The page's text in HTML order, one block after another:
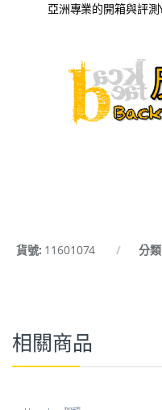
亞洲專業的開箱與評
貨號: 11601074 分
相關商品